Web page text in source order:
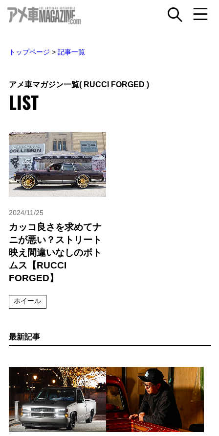
トップページ > 記事一覧
アメ車マガジン一覧( RUCCI FORGED )
LIST
2024/11/25
カッコ良さを求めてナ
ニが悪い？ストリート
映え間違いなしのボト
ムス【RUCCI
FORGED】
ホイール
最新記事